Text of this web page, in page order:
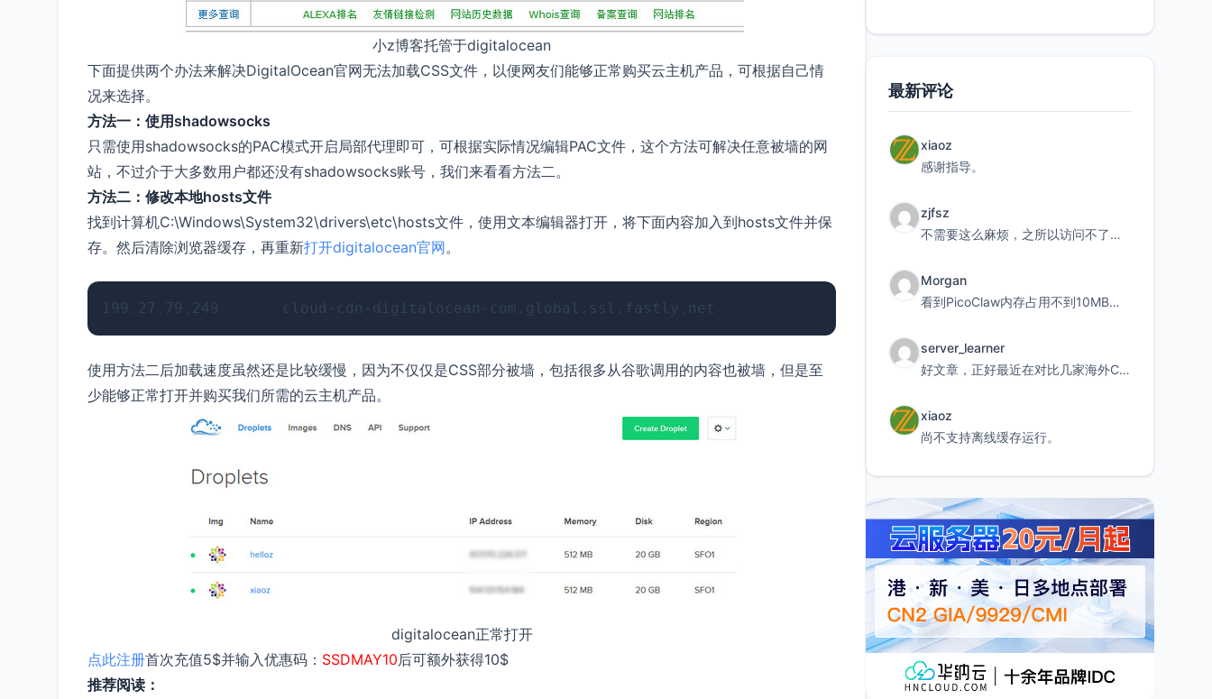
小z博客托管于digitalocean
下面提供两个办法来解决DigitalOcean官网无法加载CSS文件，以便网友们能够正常购买云主机产品，可根据自己情
况来选择。
方法一：使用shadowsocks
只需使用shadowsocks的PAC模式开启局部代理即可，可根据实际情况编辑PAC文件，这个方法可解决任意被墙的网
站，不过介于大多数用户都还没有shadowsocks账号，我们来看看方法二。
方法二：修改本地hosts文件
找到计算机C:\Windows\System32\drivers\etc\hosts文件，使用文本编辑器打开，将下面内容加入到hosts文件并保
存。然后清除浏览器缓存，再重新打开digitalocean官网。
使用方法二后加载速度虽然还是比较缓慢，因为不仅仅是CSS部分被墙，包括很多从谷歌调用的内容也被墙，但是至
少能够正常打开并购买我们所需的云主机产品。
digitalocean正常打开
点此注册首次充值5$并输入优惠码： SSDMAY10后可额外获得10$
推荐阅读：
最新评论
xiaoz
感谢指导。
zjfsz
不需要这么麻烦，之所以访问不了，是由于非对称路由的问题，在爱快主路由添加一条静态路由192.168.
Morgan
看到PicoClaw内存占用不到10MB这个数据真的很惊喜，确实很适合我这种想用旧设备折腾AI的小白
server_learner
好文章，正好最近在对比几家海外CDN。文中提到CF免费版不支持自定义回源端口和HOST这个痛点太真实
xiaoz
尚不支持离线缓存运行。